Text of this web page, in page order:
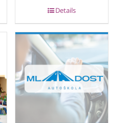
Details